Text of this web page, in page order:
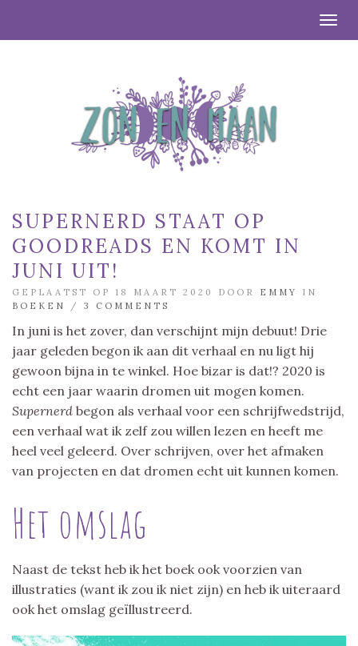
SUPERNERD STAAT OP
GOODREADS EN KOMT IN
JUNI UIT!
GEPLAATST OP 18 MAART 2020 DOOR EMMY
IN
BOEKEN
/ 3 COMMENTS
In juni is het zover, dan verschijnt mijn debuut! Drie
jaar geleden begon ik aan dit verhaal en nu ligt hij
gewoon bijna in te winkel. Hoe bizar is dat!? 2020 is
echt een jaar waarin dromen uit mogen komen.
Supernerd begon als verhaal voor een schrijfwedstrijd,
een verhaal wat ik zelf zou willen lezen en heeft me
heel veel geleerd. Over schrijven, over het afmaken
van projecten en dat dromen echt uit kunnen komen.
Het omslag
Naast de tekst heb ik het boek ook voorzien van
illustraties (want ik zou ik niet zijn) en heb ik uiteraard
ook het omslag geïllustreerd.